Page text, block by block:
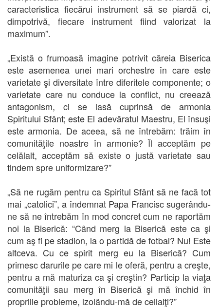
caracteristica fiecărui instrument să se piardă ci,
dimpotrivă, fiecare instrument fiind valorizat la
maximum”.
„Există o frumoasă imagine potrivit căreia Biserica
este asemenea unei mari orchestre în care este
varietate şi diversitate între diferitele componente; o
varietate care nu conduce la conflict, nu creează
antagonism, ci se lasă cuprinsă de armonia
Spiritului Sfânt; este El adevăratul Maestru, El însuşi
este armonia. De aceea, să ne întrebăm: trăim în
comunităţile noastre în armonie? Îl acceptăm pe
celălalt, acceptăm să existe o justă varietate sau
tindem spre uniformizare?”
„Să ne rugăm pentru ca Spiritul Sfânt să ne facă tot
mai „catolici”, a îndemnat Papa Francisc sugerându-
ne să ne întrebăm în mod concret cum ne raportăm
noi la Biserică: “Când merg la Biserică este ca şi
cum aş fi pe stadion, la o partidă de fotbal? Nu! Este
altceva. Cu ce spirit merg eu la Biserică? Cum
primesc darurile pe care mi le oferă, pentru a creşte,
pentru a mă maturiza ca şi creştin? Particip la viaţa
comunităţii sau merg în Biserică şi mă închid în
propriile probleme, izolându-mă de ceilalţi?”